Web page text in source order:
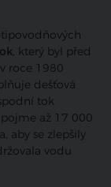
, který byl před
roce 1980
dešťová
tok
až 17 000
aby se zlepšily
vodu